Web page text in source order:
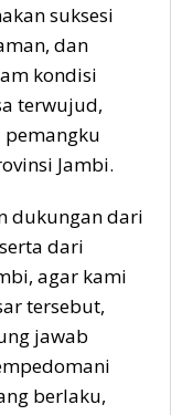
suksesi
dan
kondisi
terwujud,
Jambi.
dukungan dari
dari
agar kami
tersebut,
jawab
berlaku,